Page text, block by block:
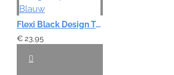
Flexi Black Design Tape L 5m - Blauw
€ 23,95